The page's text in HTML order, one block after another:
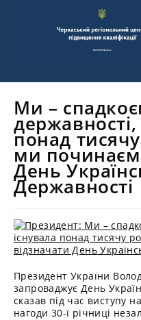
Ми –
державності,
понад
ми
День
Державності
Президент України
запроваджує День
сказав під час виступу
нагоди 30-ї річниці